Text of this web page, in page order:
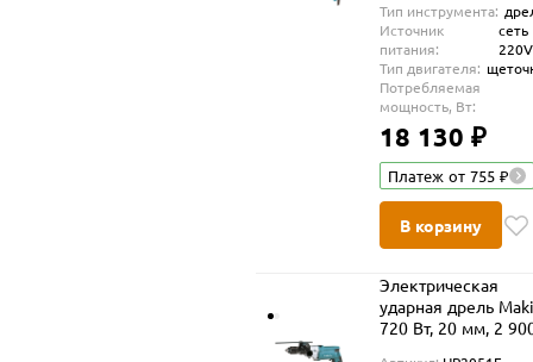
Тип инструмента:
Источник
питания:
сеть
220V
Тип двигателя:
Потребляемая
мощность, Вт:
18 130 ₽
Платеж от 755 ₽
В корзину
Электрическая
ударная дрель
720 Вт, 20 мм, 2